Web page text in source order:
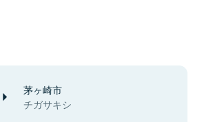
茅ヶ崎市
チガサキシ